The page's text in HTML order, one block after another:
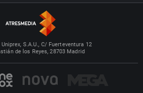
S.A.U., C/ Fuerteventura 12
de los Reyes, 28703 Madrid